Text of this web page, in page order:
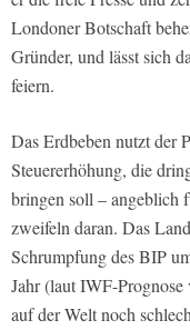
Londoner Botschaft
Gründer, und lässt sich
feiern.
Das Erdbeben nutzt der
Steuererhöhung, die
bringen soll – angeblich
zweifeln daran. Das
Schrumpfung des BIP
Jahr (laut IWF-
auf der Welt noch